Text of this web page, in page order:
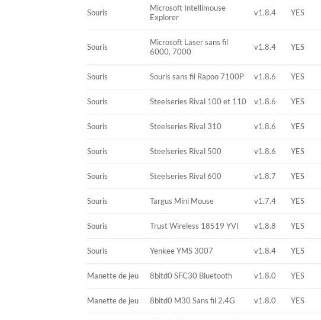
Souris
Microsoft Intellimouse
Explorer
v1.8.4 YES
Souris
Microsoft Laser sans fil
6000, 7000
v1.8.4 YES
Souris Souris sans fil Rapoo 7100P v1.8.6 YES
Souris Steelseries Rival 100 et 110 v1.8.6 YES
Souris Steelseries Rival 310 v1.8.6 YES
Souris Steelseries Rival 500 v1.8.6 YES
Souris Steelseries Rival 600 v1.8.7 YES
Souris Targus Mini Mouse v1.7.4 YES
Souris Trust Wireless 18519 YVI v1.8.8 YES
Souris Yenkee YMS 3007 v1.8.4 YES
Manette de jeu 8bitd0 SFC30 Bluetooth v1.8.0 YES
Manette de jeu 8bitd0 M30 Sans fil 2.4G v1.8.0 YES